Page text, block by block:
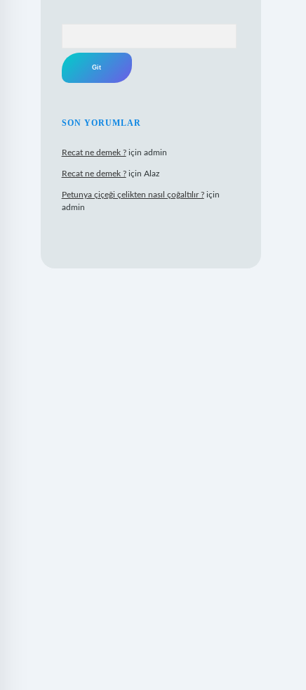
SON YORUMLAR
Recat ne demek ?için admin
Recat ne demek ?için Alaz
Petunya çiçeği çelikten nasıl çoğaltılır ?için
admin